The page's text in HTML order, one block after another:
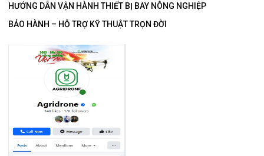
HƯỚNG DẪN VẬN HÀNH THIẾT BỊ BAY NÔNG NGHIỆP
BẢO HÀNH – HỖ TRỢ KỸ THUẬT TRỌN ĐỜI